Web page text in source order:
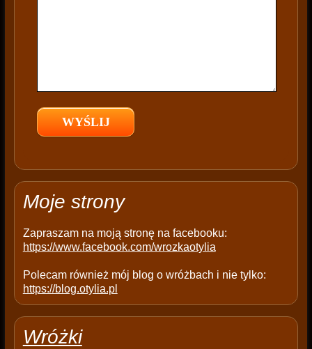
e
e
p
y
Moje strony
Zapraszam na moją stronę na facebooku:
https://www.facebook.com/wrozkaotylia
Polecam również mój blog o wróżbach i nie tylko:
https://blog.otylia.pl
Wróżki